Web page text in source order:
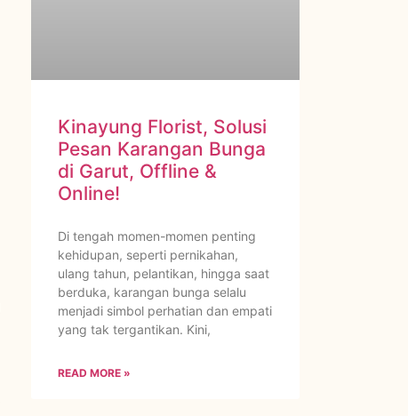
Kinayung Florist, Solusi
Pesan Karangan Bunga
di Garut, Offline &
Online!
Di tengah momen-momen penting
kehidupan, seperti pernikahan,
ulang tahun, pelantikan, hingga saat
berduka, karangan bunga selalu
menjadi simbol perhatian dan empati
yang tak tergantikan. Kini,
READ MORE »